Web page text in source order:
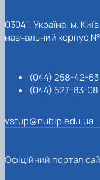
03041, Україна, м.
навчальний корпус
(044) 258-42-63
(044) 527-83-08
vstup@nubip.edu.ua
Офіційний портал